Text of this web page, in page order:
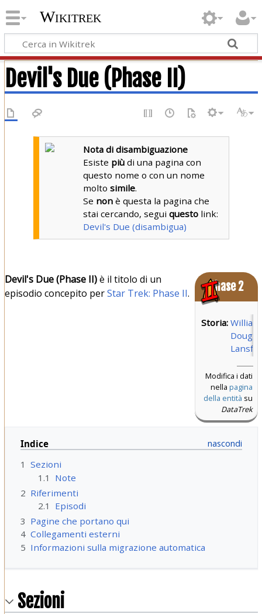
Wikitrek
Devil's Due (Phase II)
Nota di disambiguazione
Esiste più di una pagina con
questo nome o con un nome
moltosimile.
Se non è questa la pagina che
stai cercando, seguiquesto link:
Devil's Due (disambigua)
Phase 2
Storia: William
Modifica i dati
nella pagina
della entità su
DataTrek
Devil's Due (Phase II)è il titolo di un
episodio concepito perStar Trek: Phase II.
Indice
1 Sezioni
1.1
Note
2 Riferimenti
2.1
Episodi
3 Pagine che portano qui
4 Collegamenti esterni
5 Informazioni sulla migrazione automatica
Sezioni